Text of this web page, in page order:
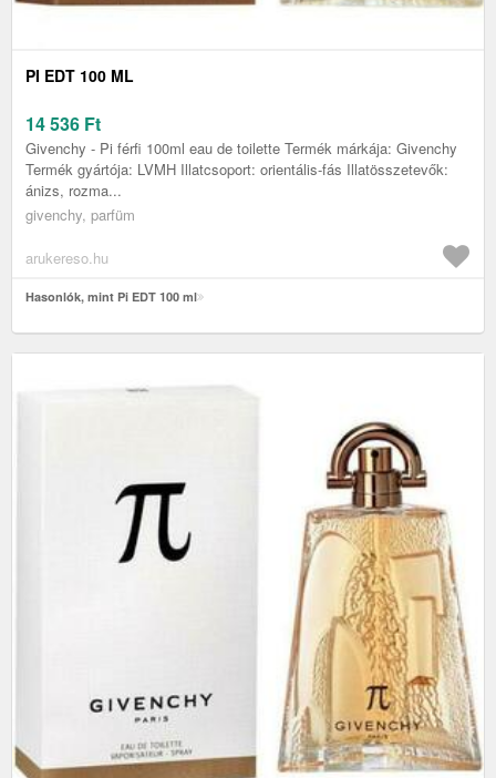
PI EDT 100 ML
14 536 Ft
Givenchy - Pi férfi 100ml eau de toilette Termék márkája: Givenchy
Termék gyártója: LVMH Illatcsoport: orientális-fás Illatösszetevők:
ánizs, rozma...
givenchy, parfüm
arukereso.hu
Hasonlók, mint Pi EDT 100 ml